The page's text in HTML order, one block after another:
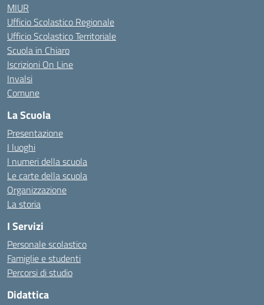
MIUR
Ufficio Scolastico Regionale
Ufficio Scolastico Territoriale
Scuola in Chiaro
Iscrizioni On Line
Invalsi
Comune
La Scuola
Presentazione
I luoghi
I numeri della scuola
Le carte della scuola
Organizzazione
La storia
I Servizi
Personale scolastico
Famiglie e studenti
Percorsi di studio
Didattica